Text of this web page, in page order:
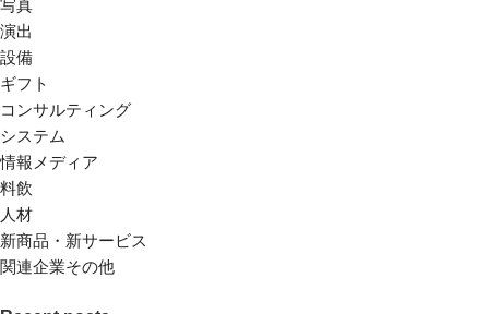
写真
演出
設備
ギフト
コンサルティング
システム
情報メディア
料飲
人材
新商品・新サービス
関連企業その他